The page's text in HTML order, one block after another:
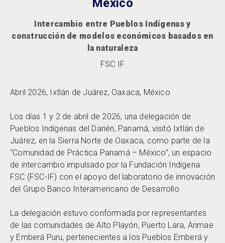
México
Intercambio entre Pueblos Indígenas y
construcción de modelos económicos basados en
la naturaleza
FSC IF
Abril 2026, Ixtlán de Juárez, Oaxaca, México
Los días 1 y 2 de abril de 2026, una delegación de
Pueblos Indígenas del Darién, Panamá, visitó Ixtlán de
Juárez, en la Sierra Norte de Oaxaca, como parte de la
“Comunidad de Práctica Panamá – México”, un espacio
de intercambio impulsado por la Fundación Indígena
FSC (FSC-IF) con el apoyo del laboratorio de innovación
del Grupo Banco Interamericano de Desarrollo.
La delegación estuvo conformada por representantes
de las comunidades de Alto Playón, Puerto Lara, Arimae
y Emberá Puru, pertenecientes a los Pueblos Emberá y